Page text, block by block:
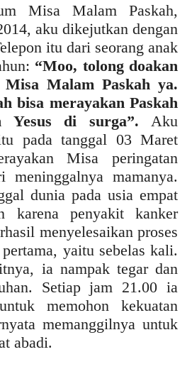
Misa Malam Paskah,
aku dikejutkan dengan
itu dari seorang anak
“Moo, tolong doakan
Malam Paskah ya.
bisa merayakan Paskah
Yesus di surga”. Aku
pada tanggal 03 Maret
Misa peringatan
meninggalnya mamanya.
dunia pada usia empat
karena penyakit kanker
menyelesaikan proses
yaitu sebelas kali.
ia nampak tegar dan
Setiap jam 21.00 ia
memohon kekuatan
memanggilnya untuk
abadi.